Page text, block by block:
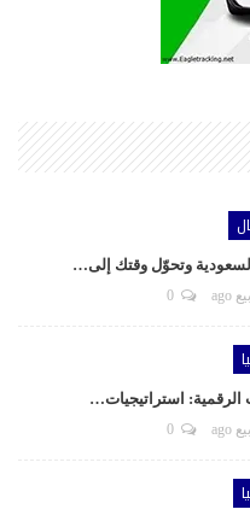
وتحوّل وقتك إلى…
الرقمية: استراتيجيات…